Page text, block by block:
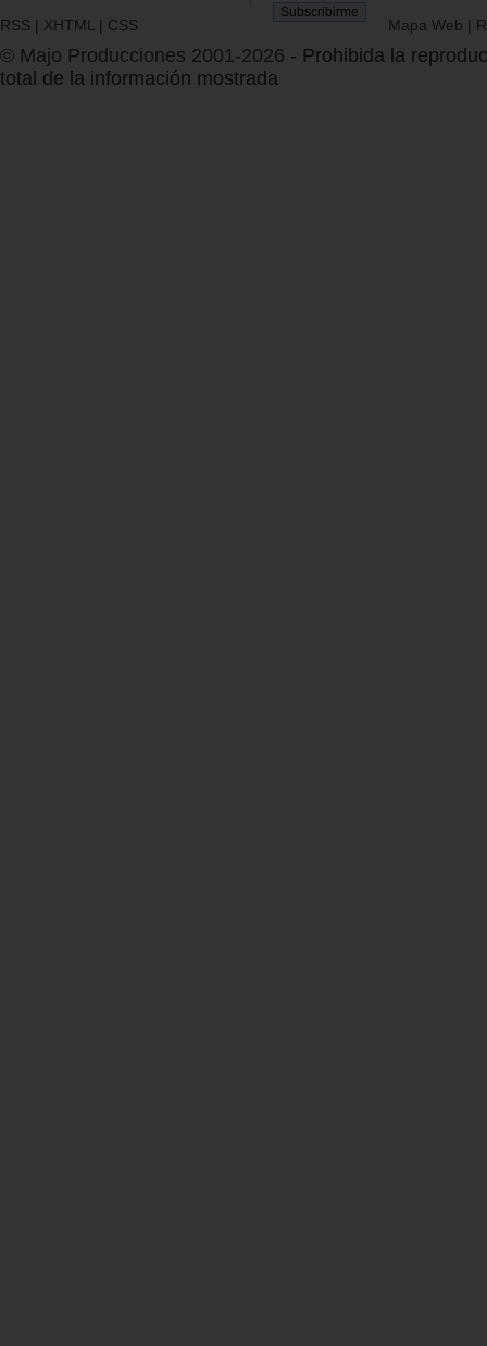
RSS | XHTML | CSS Mapa Web |
© Majo Producciones 2001-2026 - Prohibida la
total de la información mostrada